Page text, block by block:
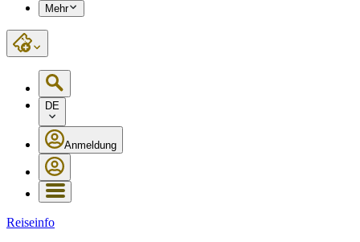
Mehr
DE
Anmeldung
Reiseinfo